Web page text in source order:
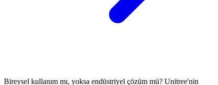
Bireysel kullanım mı, yoksa endüstriyel çözüm mü? Unitree'nin